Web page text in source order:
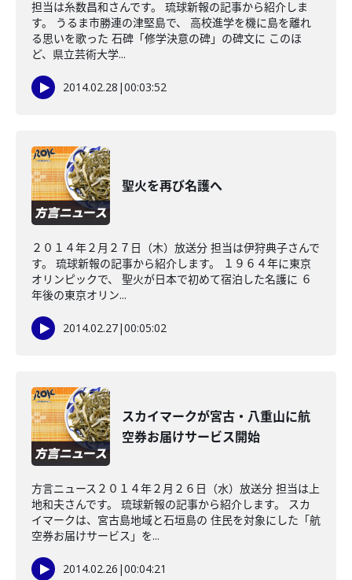
担当は糸数昌和さんです。 琉球新報の記事から紹介しま
す。 うるま市勝連の津堅島で、 高校進学を機に島を離れ
る思いを歌った 石碑「修学決意の碑」の碑文に このほ
ど、県立芸術大学...
2014.02.28 |00:03:52
聖火を再び名護へ
２０１４年２月２７日（木）放送分 担当は伊狩典子さんで
す。 琉球新報の記事から紹介します。 １９６４年に東京
オリンピックで、 聖火が日本で初めて宿泊した名護に ６
年後の東京オリン...
2014.02.27|00:05:02
スカイマークが宮古・八重山に航
空券お届けサービス開始
方言ニュース２０１４年２月２６日（水）放送分 担当は上
地和夫さんです。 琉球新報の記事から紹介します。 スカ
イマークは、宮古島地域と石垣島の 住民を対象にした「航
空券お届けサービス」を...
2014.02.26 |00:04:21